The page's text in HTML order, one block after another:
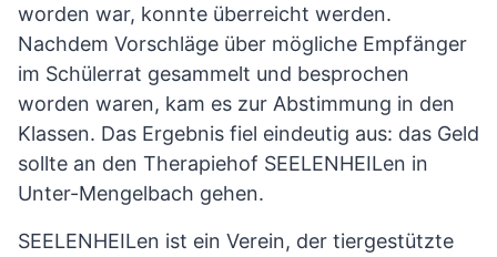
worden war, konnte überreicht werden.
Nachdem Vorschläge über mögliche Empfänger
im Schülerrat gesammelt und besprochen
worden waren, kam es zur Abstimmung in den
Klassen. Das Ergebnis fiel eindeutig aus: das Geld
sollte an den Therapiehof SEELENHEILen in
Unter-Mengelbach gehen.
SEELENHEILen ist ein Verein, der tiergestützte